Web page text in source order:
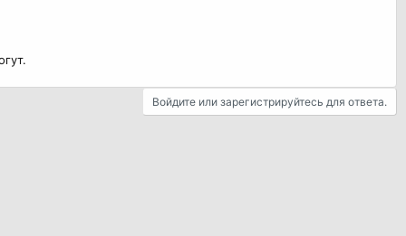
Войдите или зарегистрируйтесь для ответа.